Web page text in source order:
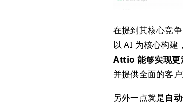
在提到其核心竞
以 AI 为核心构建
Attio 能够实现更
并提供全面的客户
另外一点就是自